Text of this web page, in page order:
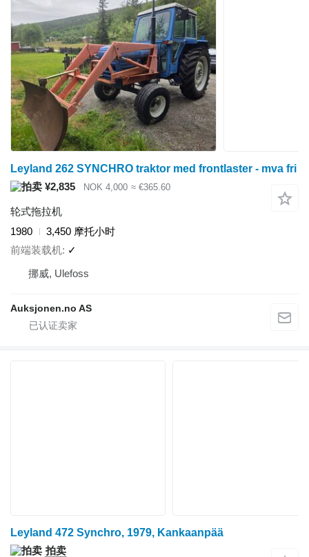
Leyland 262 SYNCHRO traktor med frontlaster - mva fri
¥2,835
NOK 4,000 ≈ €365.60
轮式拖拉机
1980
3,450 摩托小时
前端装载机 ✓
挪威, Ulefoss
Auksjonen.no AS
Leyland 472 Synchro, 1979, Kankaanpää
拍卖